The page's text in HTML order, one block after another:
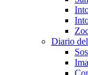
Diario